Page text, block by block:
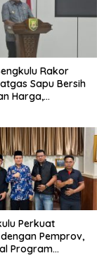
Rakor
Sapu Bersih
Harga,
Perkuat
Pemprov,
Program